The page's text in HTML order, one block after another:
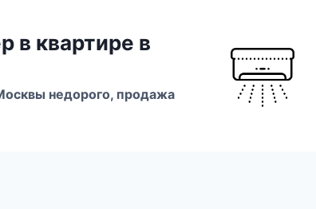
в квартире в
недорого, продажа